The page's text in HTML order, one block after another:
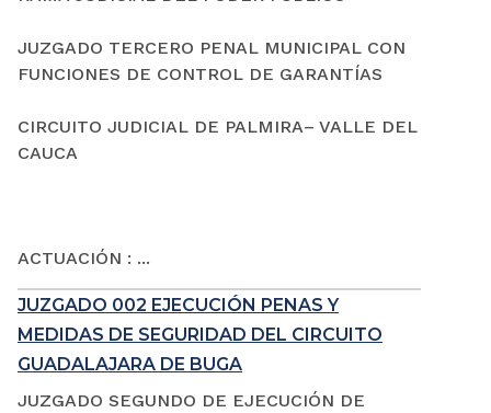
JUZGADO TERCERO PENAL MUNICIPAL CON
FUNCIONES DE CONTROL DE GARANTÍAS
CIRCUITO JUDICIAL DE PALMIRA– VALLE DEL
CAUCA
ACTUACIÓN : ...
JUZGADO 002 EJECUCIÓN PENAS Y
MEDIDAS DE SEGURIDAD DEL CIRCUITO
GUADALAJARA DE BUGA
JUZGADO SEGUNDO DE EJECUCIÓN DE